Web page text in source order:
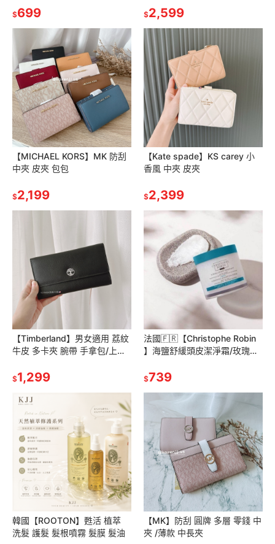
$699 $2,599
【MICHAEL KORS】MK 防刮
中夾 皮夾 包包
$2,199
【Kate spade】KS carey 小
香風 中夾 皮夾
$2,399
【Timberland】男女適用 荔紋
牛皮 多卡夾 腕帶 手拿包/上翻
$1,299
法國🇫🇷【Christophe Robin
】海鹽舒緩頭皮潔淨霜/玫瑰豐
$739
韓國【ROOTON】甦活 植萃
洗髮 護髮 髮根噴霧 髮膜 髮油
【MK】防刮 圓牌 多層 零錢 中
夾 /薄款 中長夾